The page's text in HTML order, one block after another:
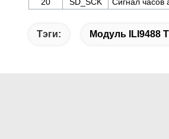
Тэги: Модуль ILI9488